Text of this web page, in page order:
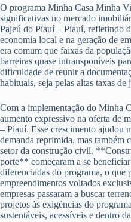
O programa Minha Casa Minha
significativas no mercado
Pajeú do Piauí – Piauí, refletindo
economia local e na geração de
era comum que faixas da
barreiras quase intransponíveis
dificuldade de reunir a
habituais, seja pelas altas taxas
Com a implementação do Minha
aumento expressivo na oferta de
– Piauí. Esse crescimento ajudou
demanda reprimida, mas também
setor da construção civil.
porte** começaram a se
diferenciadas do programa, o que
empreendimentos voltados
empresas passaram a buscar
projetos às exigências do
sustentáveis, acessíveis e dentro